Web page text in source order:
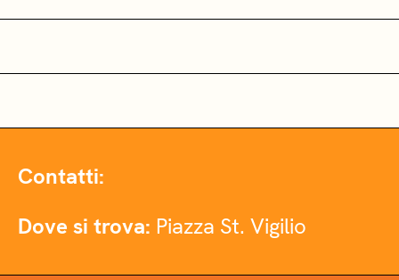
Contatti:
Dove si trova: Piazza St. Vigilio